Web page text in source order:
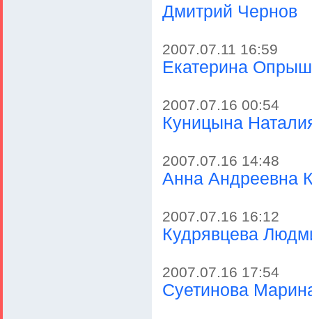
Дмитрий Чернов
2007.07.11 16:59
Екатерина
2007.07.16 00:54
Куницына
2007.07.16 14:48
Анна Андреевна
2007.07.16 16:12
Кудрявцева
2007.07.16 17:54
Суетинова